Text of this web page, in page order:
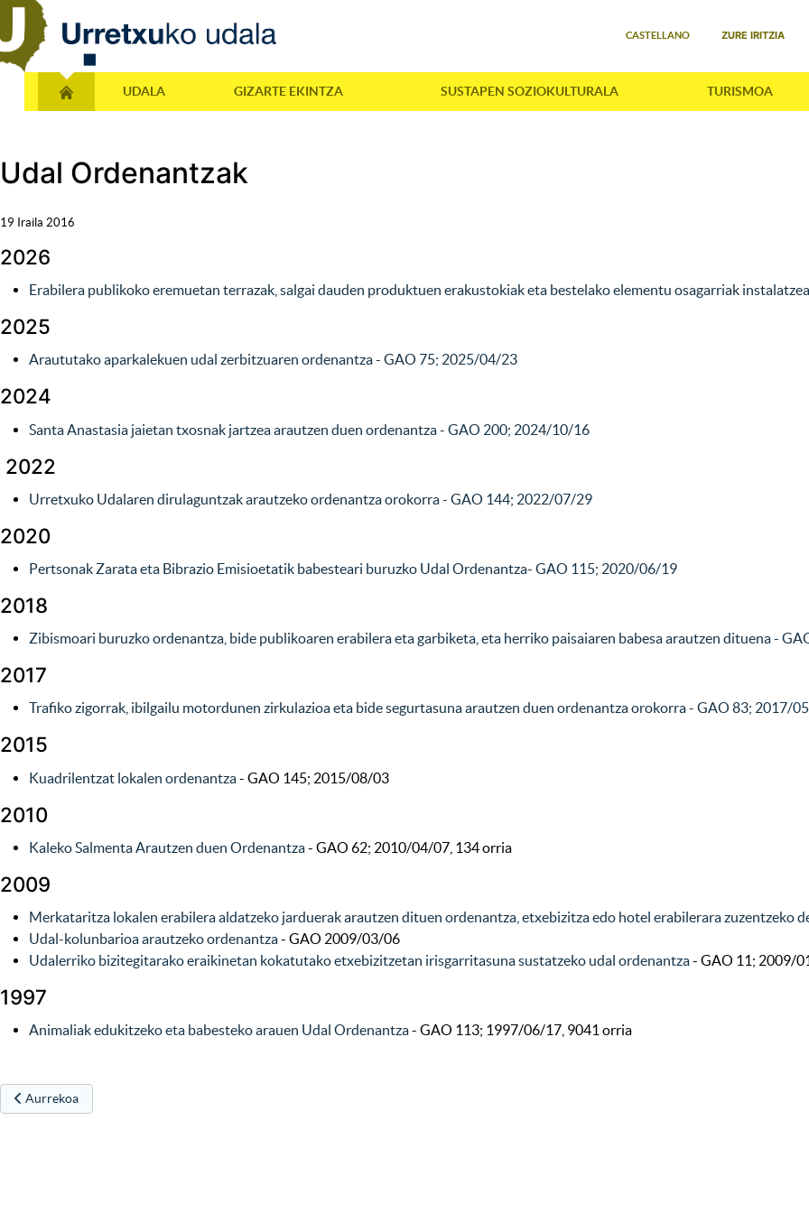
CASTELLANO ZURE IRITZIA
UDALA GIZARTE EKINTZA SUSTAPEN SOZIOKULTURALA TURISMOA
Udal Ordenantzak
19 Iraila 2016
2026
Erabilera publikoko eremuetan terrazak, salgai dauden produktuen erakustokiak eta bestelako elementu osagarriak
2025
Araututako aparkalekuen udal zerbitzuaren ordenantza- GAO 75; 2025/04/23
2024
Santa Anastasia jaietan txosnak jartzea arautzen duen ordenantza- GAO 200; 2024/10/16
2022
Urretxuko Udalaren dirulaguntzak arautzeko ordenantza orokorra - GAO 144; 2022/07/29
2020
Pertsonak Zarata eta Bibrazio Emisioetatik babesteari buruzko Udal Ordenantza- GAO 115; 2020/06/19
2018
Zibismoari buruzko ordenan­tza, bide publikoaren erabilera eta garbiketa, eta herriko paisaiaren babesa arau­tzen dituena-
2017
Trafiko zigorrak, ibilgailu motordunen zirkulazioa eta bide segurtasuna arautzen duen ordenantza orokorra - GAO 83; 2017/
2015
Kuadrilentzat lokalen ordenantza- GAO 145; 2015/08/03
2010
Kaleko Salmenta Arautzen duen Ordenantza- GAO 62; 2010/04/07, 134 orria
2009
Merkataritza lokalen erabilera aldatzeko jarduerak arautzen dituen ordenantza, etxebizitza edo hotel erabilerara zuzentzeko
Udal-kolunbarioa arautzeko ordenantza- GAO 2009/03/06
Udalerriko bizitegitarako eraikinetan kokatutako etxebizitzetan irisgarritasuna sustatzeko udal ordenantza- GAO 11; 2009/
1997
Animaliak edukitzeko eta babesteko arauen Udal Ordenantza- GAO 113; 1997/06/17, 9041 orria
Aurreko artikulua: 2018ko Ordenantza Fiskalak
Aurrekoa